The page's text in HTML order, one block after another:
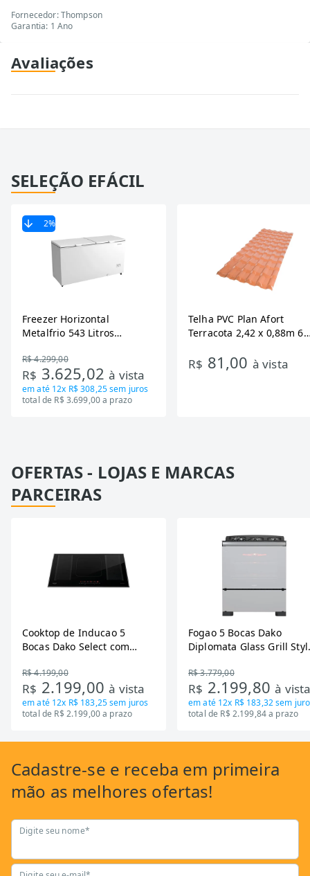
Fornecedor: Thompson
Garantia: 1 Ano
Avaliações
SELEÇÃO EFÁCIL
2%
Freezer Horizontal
Metalfrio 543 Litros
Tecnologia Inverter, Branco,
Bivolt
R$ 4.299,00
R$ 3.625,02à vista
em até 12x R$ 308,25sem juros
total de R$ 3.699,00 a prazo
Telha PVC Plan Afort
Terracota 2,42 x 0,88m 6
R$ 81,00 à vista
OFERTAS - LOJAS E MARCAS
PARCEIRAS
Cooktop de Inducao 5
Bocas Dako Select com
R$ 4.199,00
R$ 2.199,00à vista
em até 12x R$ 183,25sem juros
total de R$ 2.199,00 a prazo
Fogao 5 Bocas Dako
Diplomata Glass Grill
R$ 3.779,00
R$ 2.199,80à
em até 12x R$ 183,32sem
total de R$ 2.199,84 a prazo
Cadastre-se e receba em primeira
mão as melhores ofertas!
Digite seu nome*